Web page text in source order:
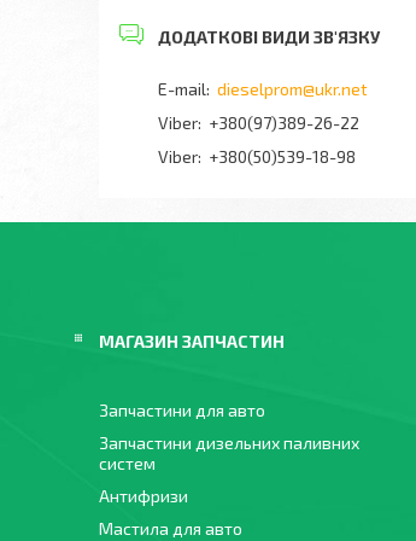
dieselprom@ukr.net
+380(97)389-26-22
Viber +380(50)539-18-98
МАГАЗИН ЗАПЧАСТИН
Запчастини для авто
Запчастини дизельних паливних
систем
Антифризи
Мастила для авто